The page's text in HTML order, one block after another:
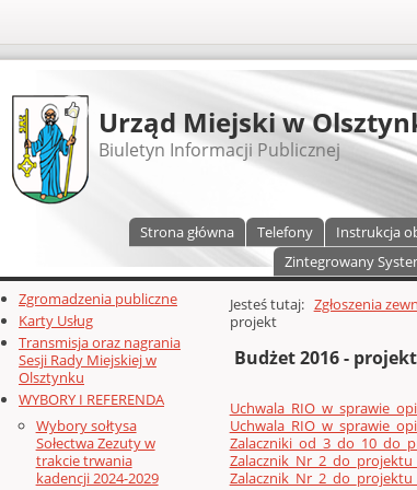
UDOSTĘPNIJ
Urząd Miejski w
Biuletyn Informacji Publicznej
Strona główna Telefony Instrukcja
Zintegrowany
Dodatkowe zasoby (lewa kolumna)
Zgromadzenia publiczne
Karty Usług
Transmisja oraz nagrania
Sesji Rady Miejskiej w
Olsztynku
WYBORY I REFERENDA
Wybory sołtysa
Sołectwa Zezuty w
trakcie trwania
kadencji 2024-2029
Głównej zawartości
Jesteś tutaj: Zgłoszenia
projekt
Budżet 2016 - projekt